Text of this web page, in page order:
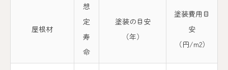
屋根材
想
定
寿
命
塗装の目安
（年）
塗装費用目
安
（円/m2）